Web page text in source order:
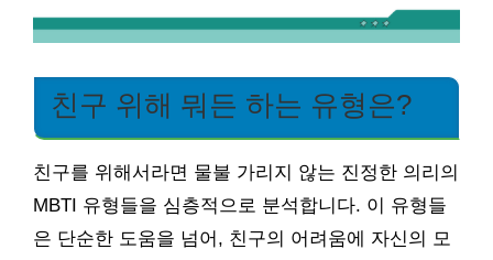
친구 위해 뭐든 하는 유형은?
친구를 위해서라면 물불 가리지 않는 진정한 의리의
MBTI 유형들을 심층적으로 분석합니다. 이 유형들
은 단순한 도움을 넘어, 친구의 어려움에 자신의 모